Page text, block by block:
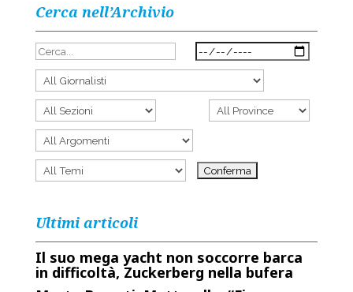
Cerca nell’Archivio
Ultimi articoli
Il suo mega yacht non soccorre barca
in difficoltà, Zuckerberg nella bufera